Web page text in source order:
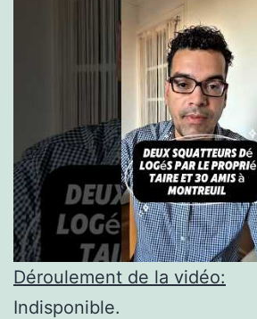
Déroulement de la vidéo:
Indisponible.